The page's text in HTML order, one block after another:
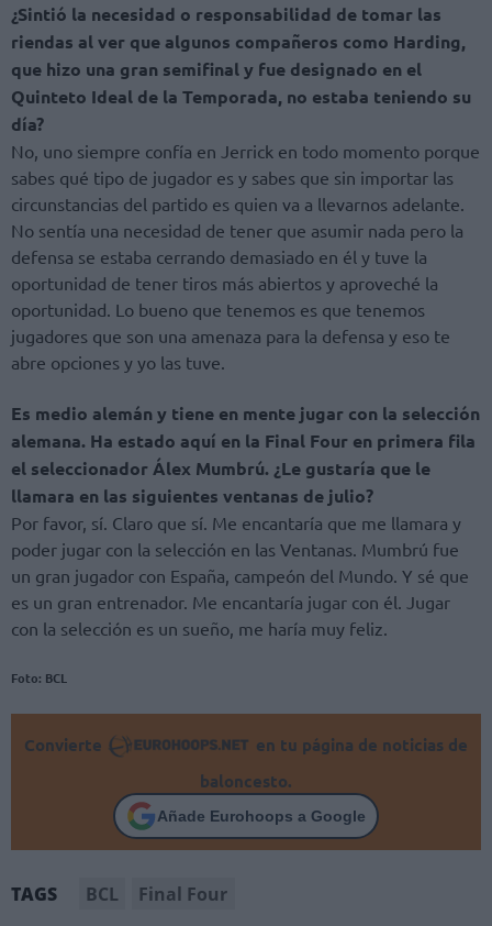
¿Sintió la necesidad o responsabilidad de tomar las
riendas al ver que algunos compañeros como Harding,
que hizo una gran semifinal y fue designado en el
Quinteto Ideal de la Temporada, no estaba teniendo su
día?
No, uno siempre confía en Jerrick en todo momento porque
sabes qué tipo de jugador es y sabes que sin importar las
circunstancias del partido es quien va a llevarnos adelante.
No sentía una necesidad de tener que asumir nada pero la
defensa se estaba cerrando demasiado en él y tuve la
oportunidad de tener tiros más abiertos y aproveché la
oportunidad. Lo bueno que tenemos es que tenemos
jugadores que son una amenaza para la defensa y eso te
abre opciones y yo las tuve.
Es medio alemán y tiene en mente jugar con la selección
alemana. Ha estado aquí en la Final Four en primera fila
el seleccionador Álex Mumbrú. ¿Le gustaría que le
llamara en las siguientes ventanas de julio?
Por favor, sí. Claro que sí. Me encantaría que me llamara y
poder jugar con la selección en las Ventanas. Mumbrú fue
un gran jugador con España, campeón del Mundo. Y sé que
es un gran entrenador. Me encantaría jugar con él. Jugar
con la selección es un sueño, me haría muy feliz.
Foto: BCL
Convierte
en tu página de noticias de
baloncesto.
Añade Eurohoops a Google
TAGS BCL Final Four